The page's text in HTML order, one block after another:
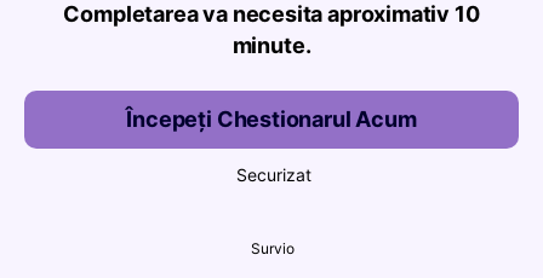
Completarea va necesita aproximativ 10
minute.
Începeți Chestionarul Acum
Securizat
Survio